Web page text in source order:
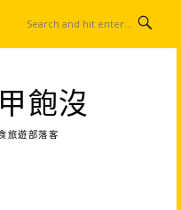
飽沒
旅遊部落客